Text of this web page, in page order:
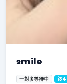
smile
一對多等待中